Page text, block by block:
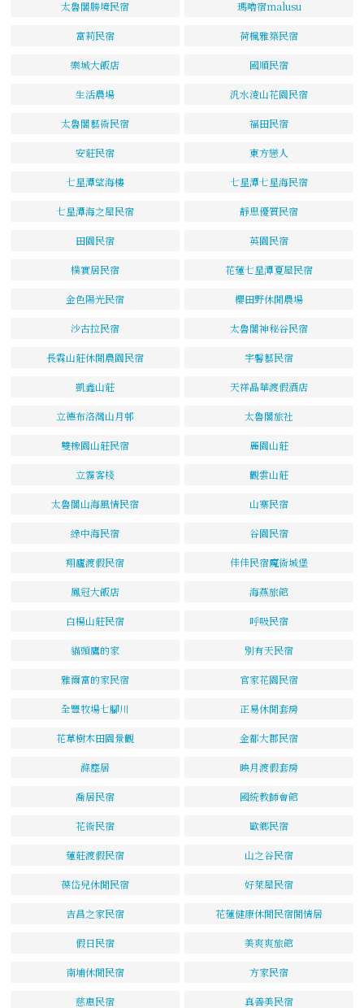
太魯閣勝境民宿 瑪嚕宿malusu
富莉民宿 荷楓雅築民宿
樂城大飯店 國順民宿
生活農場 汎水淩山花園民宿
太魯閣藝術民宿 福田民宿
安莊民宿 東方戀人
七星潭望海樓 七星潭七星海民宿
七星潭海之屋民宿 靜思優質民宿
田園民宿 英園民宿
樸實居民宿 花蓮七星潭夏屋民宿
金色陽光民宿 櫻田野休閒農場
沙古拉民宿 太魯閣神秘谷民宿
長霖山莊休閒農園民宿 宇馨藝民宿
凱鑫山莊 天祥晶華渡假酒店
立德布洛灣山月邨 太魯閣旅社
雙橡園山莊民宿 麗園山莊
立霧客棧 觀雲山莊
太魯閣山海風情民宿 山寨民宿
綠中海民宿 谷園民宿
翔廬渡假民宿 佳佳民宿魔術城堡
鳳冠大飯店 海燕旅館
白楊山莊民宿 呼吸民宿
貓頭鷹的家 別有天民宿
雅爾富的家民宿 官家花園民宿
全豐牧場七腳川 正易休閒套房
花草樹木田園景觀 金都大郡民宿
滌塵居 映月渡假套房
喬居民宿 國統教師會館
花術民宿 歐鄉民宿
蓮莊渡假民宿 山之谷民宿
葆岱兒休閒民宿 好萊屋民宿
吉昌之家民宿 花蓮健康休閒民宿閒情居
假日民宿 美爽爽旅館
南埔休閒民宿 方家民宿
慈惠民宿 真善美民宿